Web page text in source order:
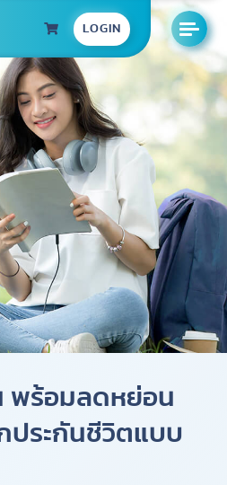
LOGIN
พร้อมลดหย่อน
ประกันชีวิตแบบ